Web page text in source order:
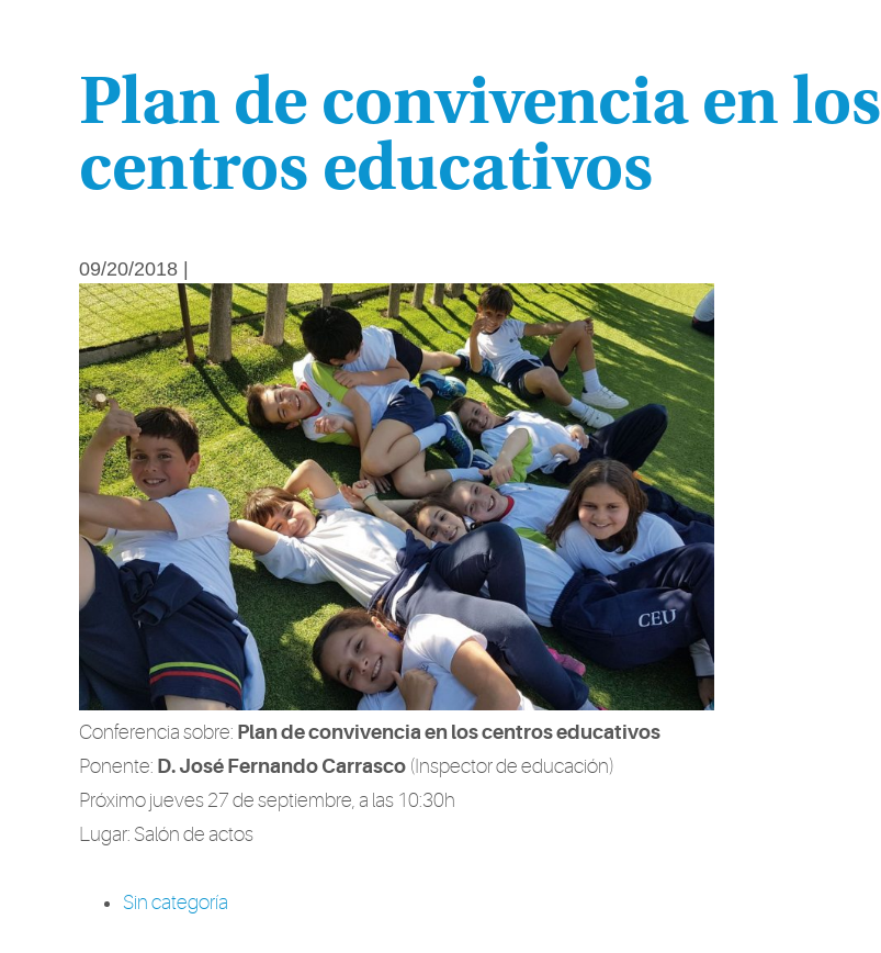
Plan de convivencia en los
centros educativos
09/20/2018 |
Conferencia sobre: Plan de convivencia en los centros educativos
Ponente: D. José Fernando Carrasco (Inspector de educación)
Próximo jueves 27 de septiembre, a las 10:30h
Lugar: Salón de actos
Sin categoría